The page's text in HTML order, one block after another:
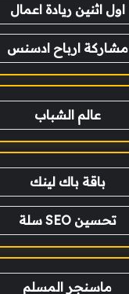
اول اثنين ريادة اعمال
مشاركة ارباح ادسنس
عالم الشباب
باقة باك لينك
تحسين SEO سلة
ماسنجر المسلم